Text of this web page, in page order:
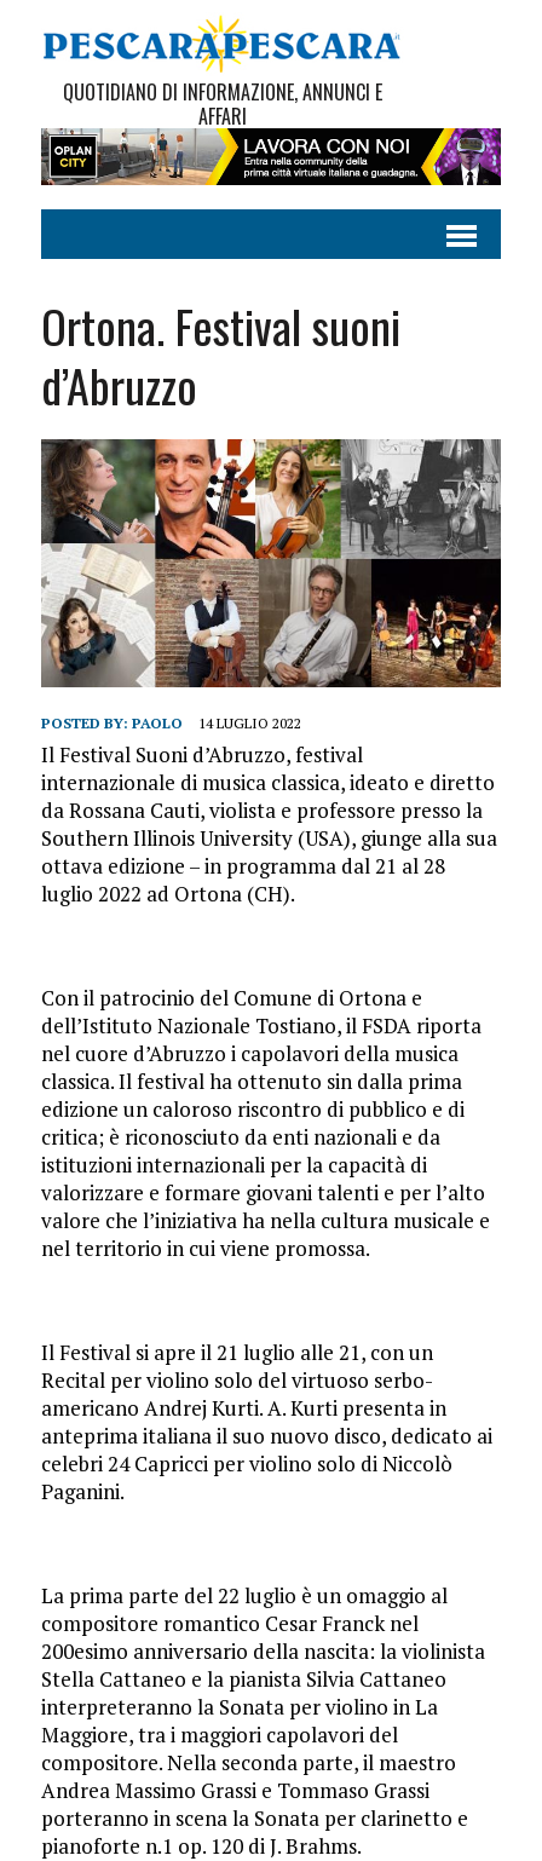
QUOTIDIANO DI INFORMAZIONE, ANNUNCI E
AFFARI
Ortona. Festival suoni
d’Abruzzo
POSTED BY: PAOLO 14 LUGLIO 2022
Il Festival Suoni d’Abruzzo, festival
internazionale di musica classica, ideato e diretto
da Rossana Cauti, violista e professore presso la
Southern Illinois University (USA), giunge alla sua
ottava edizione – in programma dal 21 al 28
luglio 2022 ad Ortona (CH).
Con il patrocinio del Comune di Ortona e
dell’Istituto Nazionale Tostiano, il FSDA riporta
nel cuore d’Abruzzo i capolavori della musica
classica. Il festival ha ottenuto sin dalla prima
edizione un caloroso riscontro di pubblico e di
critica; è riconosciuto da enti nazionali e da
istituzioni internazionali per la capacità di
valorizzare e formare giovani talenti e per l’alto
valore che l’iniziativa ha nella cultura musicale e
nel territorio in cui viene promossa.
Il Festival si apre il 21 luglio alle 21, con un
Recital per violino solo del virtuoso serbo-
americano Andrej Kurti. A. Kurti presenta in
anteprima italiana il suo nuovo disco, dedicato ai
celebri 24 Capricci per violino solo di Niccolò
Paganini.
La prima parte del 22 luglio è un omaggio al
compositore romantico Cesar Franck nel
200esimo anniversario della nascita: la violinista
Stella Cattaneo e la pianista Silvia Cattaneo
interpreteranno la Sonata per violino in La
Maggiore, tra i maggiori capolavori del
compositore. Nella seconda parte, il maestro
Andrea Massimo Grassi e Tommaso Grassi
porteranno in scena la Sonata per clarinetto e
pianoforte n.1 op. 120 di J. Brahms.